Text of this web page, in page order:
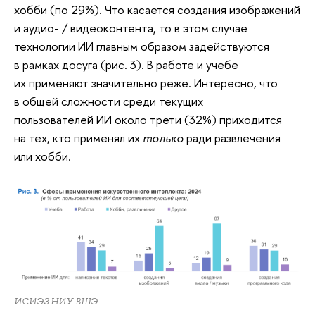
хобби (по 29%). Что касается создания изображений
и аудио- / видеоконтента, то в этом случае
технологии ИИ главным образом задействуются
в рамках досуга (рис. 3). В работе и учебе
их применяют значительно реже. Интересно, что
в общей сложности среди текущих
пользователей ИИ около трети (32%) приходится
на тех, кто применял их толькоради развлечения
или хобби.
ИСИЭЗ НИУ ВШЭ